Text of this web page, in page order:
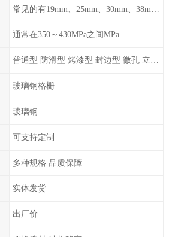
通常在350～430MPa之间MPa
普通型 防滑型 ‌烤漆型 封边型 ‌微孔 立体 加砂覆面型 平面型
玻璃钢格栅
玻璃钢
可支持定制
多种规格 品质保障
实体发货
出厂价